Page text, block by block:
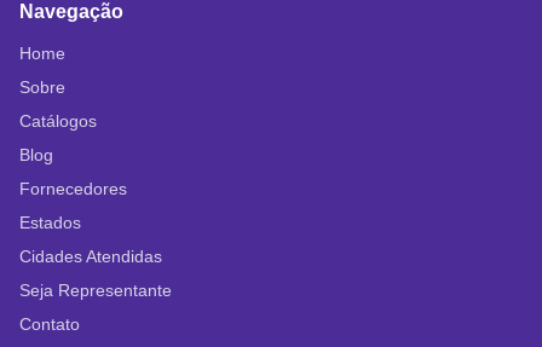
Navegação
Home
Sobre
Catálogos
Blog
Fornecedores
Estados
Cidades Atendidas
Seja Representante
Contato